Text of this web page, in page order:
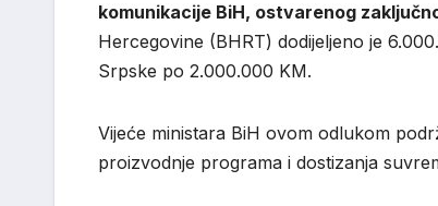
komunikacije BiH, ostvarenog
Hercegovine (BHRT) dodijeljeno je
Srpske po 2.000.000 KM.
Vijeće ministara BiH ovom odlukom
proizvodnje programa i dostizanja